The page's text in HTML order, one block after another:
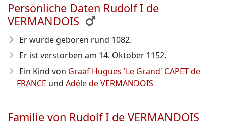
Persönliche Daten Rudolf I de
VERMANDOIS
Er wurde geboren rund 1082.
Er ist verstorben am 14. Oktober 1152.
Ein Kind von Graaf Hugues 'Le Grand' CAPET de
FRANCE und Adéle de VERMANDOIS
Familie von Rudolf I de VERMANDOIS